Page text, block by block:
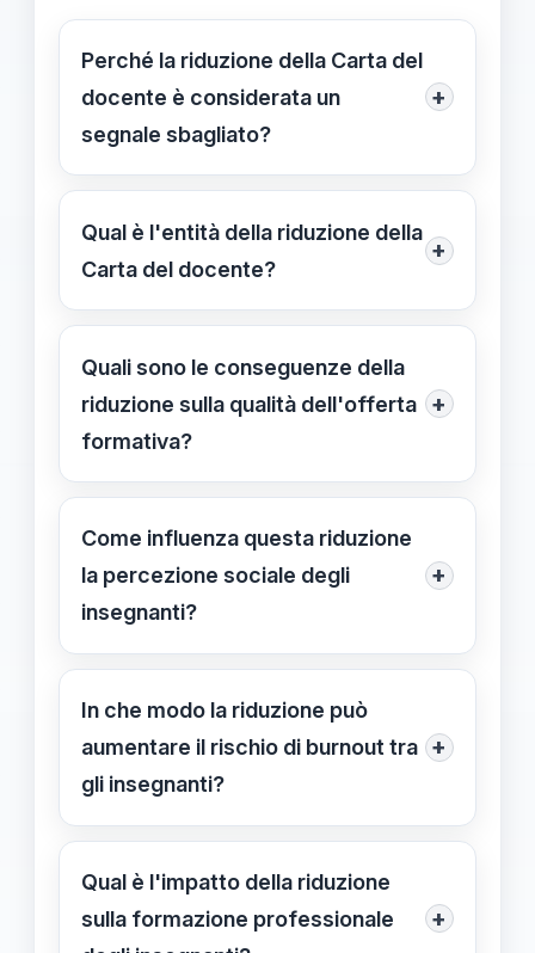
Perché la riduzione della Carta del
docente è considerata un
segnale sbagliato?
+
La riduzione invia un messaggio di
scarso riconoscimento verso gli
insegnanti e rischia di compromettere
motivazione del corpo docente.
Qual è l'entità della riduzione della
Carta del docente?
+
L'importo annuo della Carta del
docente è stato ridotto da 500 euro a
circa 383 euro, a partire dal 2024.
Quali sono le conseguenze della
riduzione sulla qualità dell'offerta
formativa?
+
Può portare a una diminuzione di
investimenti in materiali didattici e
formazione, compromettendo la
qualità dell'insegnamento e la
insegnanti.
Come influenza questa riduzione
la percezione sociale degli
insegnanti?
+
Il messaggio implica un minor
riconoscimento e può aumentare la
percezione di insoddisfazione e
scarso rispetto verso il ruolo degli
In che modo la riduzione può
aumentare il rischio di burnout tra
gli insegnanti?
+
La diminuzione delle risorse può
generare frustrazione e
insoddisfazione, aumentando lo
stress e il rischio di burnout tra gli
Qual è l'impatto della riduzione
sulla formazione professionale
+